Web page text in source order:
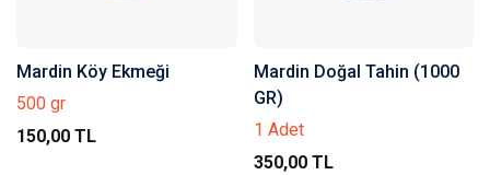
Mardin Köy Ekmeği
500 gr
150,00 TL
Mardin Doğal Tahin (1000
GR)
1 Adet
350,00 TL